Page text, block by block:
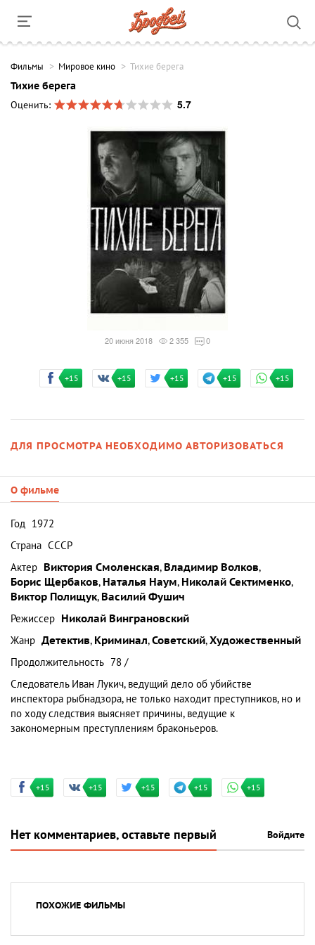
Фильмы Мировое кино Тихие берега
Тихие берега
Оценить:
5.7
20 июня 2018 2 355 0
+15 +15 +15 +15 +15
ДЛЯ ПРОСМОТРА НЕОБХОДИМО АВТОРИЗОВАТЬСЯ
О фильме
Год 1972
Страна СССР
Актер Виктория Смоленская, Владимир Волков,
Борис Щербаков, Наталья Наум, Николай Сектименко,
Виктор Полищук, Василий Фушич
Режиссер Николай Винграновский
Жанр Детектив, Криминал,Советский,Художественный
Продолжительность 78 /
Следователь Иван Лукич, ведущий дело об убийстве
инспектора рыбнадзора, не только находит преступников, но и
по ходу следствия выясняет причины, ведущие к
закономерным преступлениям браконьеров.
+15 +15 +15 +15 +15
Нет комментариев, оставьте первый Войдите
ПОХОЖИЕ ФИЛЬМЫ